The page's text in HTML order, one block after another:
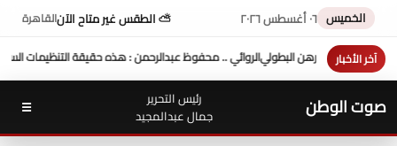
الخميس ٠٦ أغسطس ٢٠٢٦ ⛅ الطقس غير متاح الآنالقاهرة
آخر الأخبار
سفارة زيمبابوي تدرس إدراج رياضة: هذه حقيقة التنظيمات السرية أيام مبارك
صوت الوطن
رئيس التحرير
جمال عبدالمجيد
☰